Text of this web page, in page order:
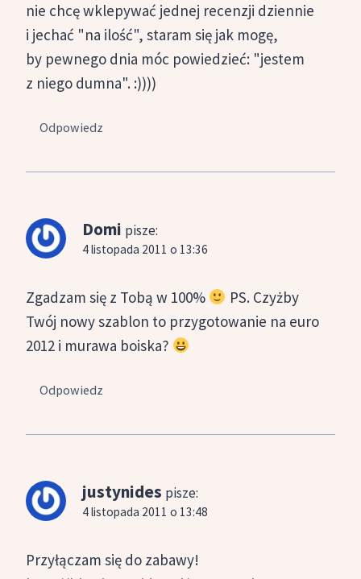
nie chcę wklepywać jednej recenzji dziennie
i jechać "na ilość", staram się jak mogę,
by pewnego dnia móc powiedzieć: "jestem
z niego dumna". :))))
Odpowiedz
Domi pisze:
4 listopada 2011 o 13:36
Zgadzam się z Tobą w 100%
PS. Czyżby
Twój nowy szablon to przygotowanie na euro
2012 i murawa boiska?
Odpowiedz
justynides pisze:
4 listopada 2011 o 13:48
Przyłączam się do zabawy!